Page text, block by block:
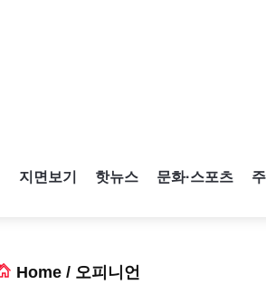
지면보기 핫뉴스 문화·스포츠
Home / 오피니언